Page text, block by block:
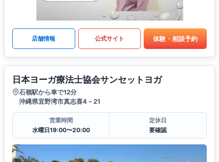
店舗情報 公式サイト 体験・相談予約
日本ヨーガ療法士協会サンセットヨガ
石嶺駅から車で12分
沖縄県宜野湾市真志喜4－21
営業時間
水曜日19:00〜20:00
定休日
要確認